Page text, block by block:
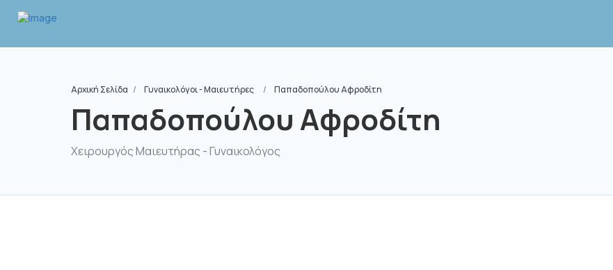
Αρχική Σελίδα Γυναικολόγοι - Μαιευτήρες Παπαδοπούλου Αφροδίτη
Παπαδοπούλου Αφροδίτη
Χειρουργός Μαιευτήρας - Γυναικολόγος